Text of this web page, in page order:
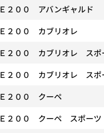
Ｅ２００ アバンギャルド
Ｅ２００ カブリオレ
Ｅ２００ カブリオレ スポ
Ｅ２００ カブリオレ スポ
Ｅ２００ クーペ
Ｅ２００ クーペ スポーツ